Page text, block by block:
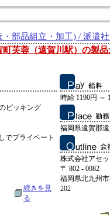
・部品組立・加工) / 派遣
町芙蓉（遠賀川駅）の製
ピッキング
でプライベート
続きを見
る
時給 1190円 ～
福岡県遠賀郡
株式会社アセ
〒 802 - 0082
福岡県北九州
202